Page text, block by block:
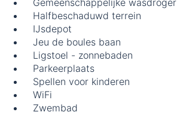
Gemeenschappelijke wasdroger
Halfbeschaduwd terrein
IJsdepot
Jeu de boules baan
Ligstoel - zonnebaden
Parkeerplaats
Spellen voor kinderen
WiFi
Zwembad